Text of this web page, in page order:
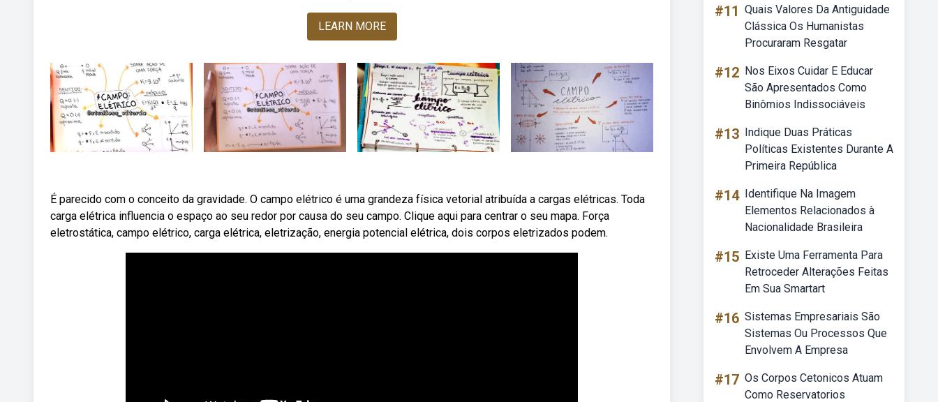
LEARN MORE
É parecido com o conceito da gravidade. O campo elétrico é uma grandeza física vetorial atribuída a cargas elétricas. Toda
carga elétrica influencia o espaço ao seu redor por causa do seu campo. Clique aqui para centrar o seu mapa. Força
eletrostática, campo elétrico, carga elétrica, eletrização, energia potencial elétrica, dois corpos eletrizados podem.
#11 Quais Valores Da Antiguidade
Clássica Os Humanistas
Procuraram Resgatar
#12 Nos Eixos Cuidar E Educar
São Apresentados Como
Binômios Indissociáveis
#13 Indique Duas Práticas
Políticas Existentes Durante A
Primeira República
#14 Identifique Na Imagem
Elementos Relacionados à
Nacionalidade Brasileira
#15 Existe Uma Ferramenta Para
Retroceder Alterações Feitas
Em Sua Smartart
#16 Sistemas Empresariais São
Sistemas Ou Processos Que
Envolvem A Empresa
#17 Os Corpos Cetonicos Atuam
Como Reservatorios